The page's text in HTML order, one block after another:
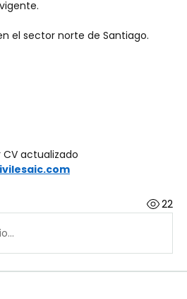
el sector norte de Santiago.
CV actualizado
22